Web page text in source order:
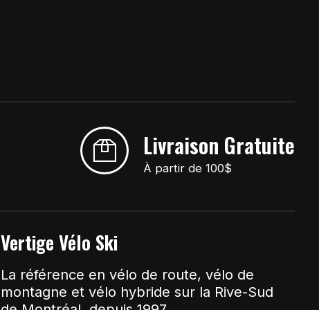
Livraison Gratuite
À partir de 100$
Vertige Vélo Ski
La référence en vélo de route, vélo de
montagne et vélo hybride sur la Rive-Sud